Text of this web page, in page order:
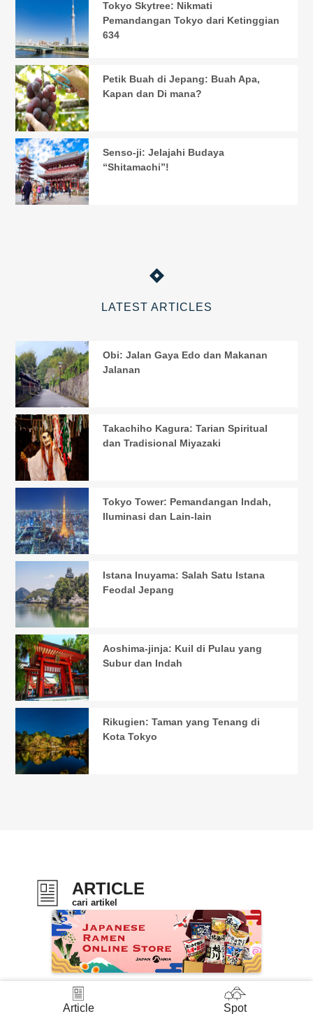
LATEST ARTICLES
Obi: Jalan Gaya Edo dan Makanan
Jalanan
Takachiho Kagura: Tarian Spiritual
dan Tradisional Miyazaki
Tokyo Tower: Pemandangan Indah,
Iluminasi dan Lain-lain
Istana Inuyama: Salah Satu Istana
Feodal Jepang
Aoshima-jinja: Kuil di Pulau yang
Subur dan Indah
Rikugien: Taman yang Tenang di
Kota Tokyo
Tokyo Skytree: Nikmati
Pemandangan Tokyo dari Ketinggian
634
Petik Buah di Jepang: Buah Apa,
Kapan dan Di mana?
Senso-ji: Jelajahi Budaya
“Shitamachi”!
ARTICLE
cari artikel
Area
Hokkaido
Tokyo Kyoto
Osaka
Fukuoka
Okinawa
Category
Budaya & Tradisi Jepang
Article Spot